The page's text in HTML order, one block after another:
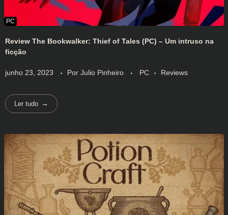
Review The Bookwalker: Thief of Tales (PC) – Um intruso na
ficção
junho 23, 2023 Por Julio Pinheiro PC Reviews
Ler tudo